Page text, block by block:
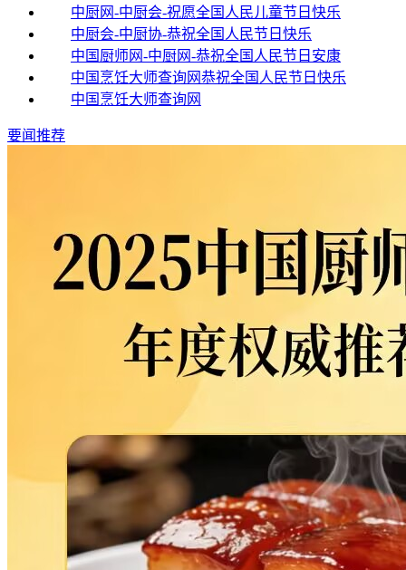
中厨网-中厨会-祝愿全国人民儿童节日快乐
中厨会-中厨协-恭祝全国人民节日快乐
中国厨师网-中厨网-恭祝全国人民节日安康
中国烹饪大师查询网恭祝全国人民节日快乐
中国烹饪大师查询网
要闻推荐